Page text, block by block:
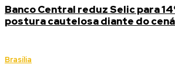
Banco Central reduz Selic para
postura cautelosa diante do
Brasília